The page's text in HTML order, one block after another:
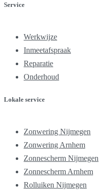
Service
Werkwijze
Inmeetafspraak
Reparatie
Onderhoud
Lokale service
Zonwering Nijmegen
Zonwering Arnhem
Zonnescherm Nijmegen
Zonnescherm Arnhem
Rolluiken Nijmegen